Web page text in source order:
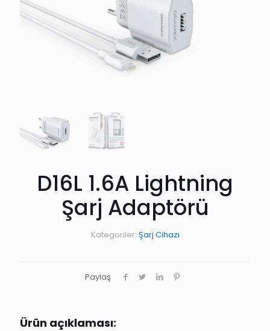
D16L 1.6A Lightning
Şarj Adaptörü
Kategoriler: Şarj Cihazı
Paylaş
Ürün açıklaması: